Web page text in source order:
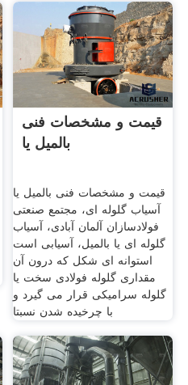
قیمت و مشخصات فنی
بالمیل یا
قیمت و مشخصات فنی بالمیل یا
آسیاب گلوله ای، مجتمع صنعتی
فولادسازان آلمان آبادی، آسیاب
گلوله ای یا بالمیل، آسیابی است
استوانه ای شکل که درون آن
مقداری گلوله فولادی سخت یا
گلوله سرامیکی قرار می گیرد و
با چرخیده شدن نسبتا